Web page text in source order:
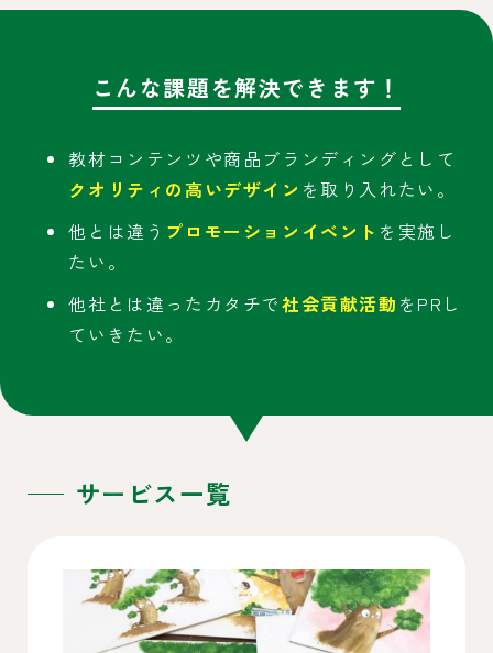
こんな課題を解決できます！
教材コンテンツや商品ブランディングとして
クオリティの高いデザイン を取り入れたい。
他とは違う プロモーションイベント を実施し
たい。
他社とは違ったカタチで社会貢献活動 をPRし
ていきたい。
サービス一覧